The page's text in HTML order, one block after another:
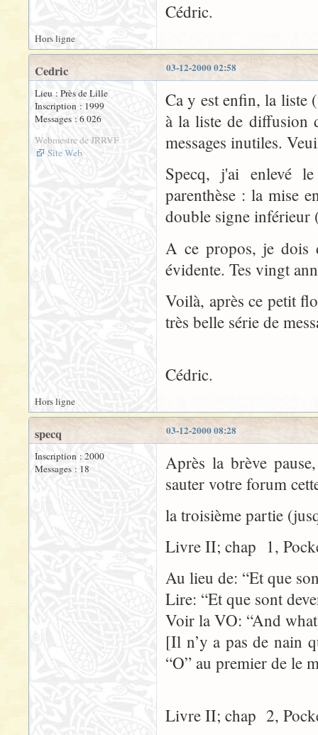
Cédric.
Hors ligne
03-12-2000 02:58
Cedric
Lieu : Près de Lille
Inscription : 1999
Messages : 6 026
Webmestre de JRRVF
Site Web
Ca y est enfin, la liste
à la liste de diffusion
messages inutiles.
Specq, j'ai enlevé
parenthèse : la mise
double signe
A ce propos, je
évidente. Tes vingt
Voilà, après ce petit
très belle série de
Cédric.
Hors ligne
03-12-2000 08:28
specq
Inscription : 2000
Messages : 18
Après la brève
sauter votre forum
la troisième partie
Livre II; chap 1,
Au lieu de: “Et que
Lire: “Et que sont
Voir la VO: “And
[Il n’y a pas de nain
“O” au premier de le
Livre II; chap 2,